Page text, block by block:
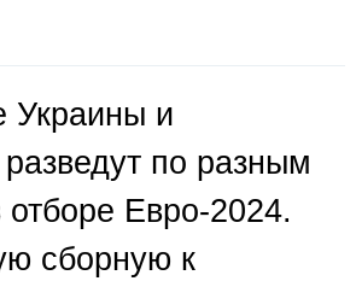
Украины и
по разным
отборе Евро-2024.
сборную к